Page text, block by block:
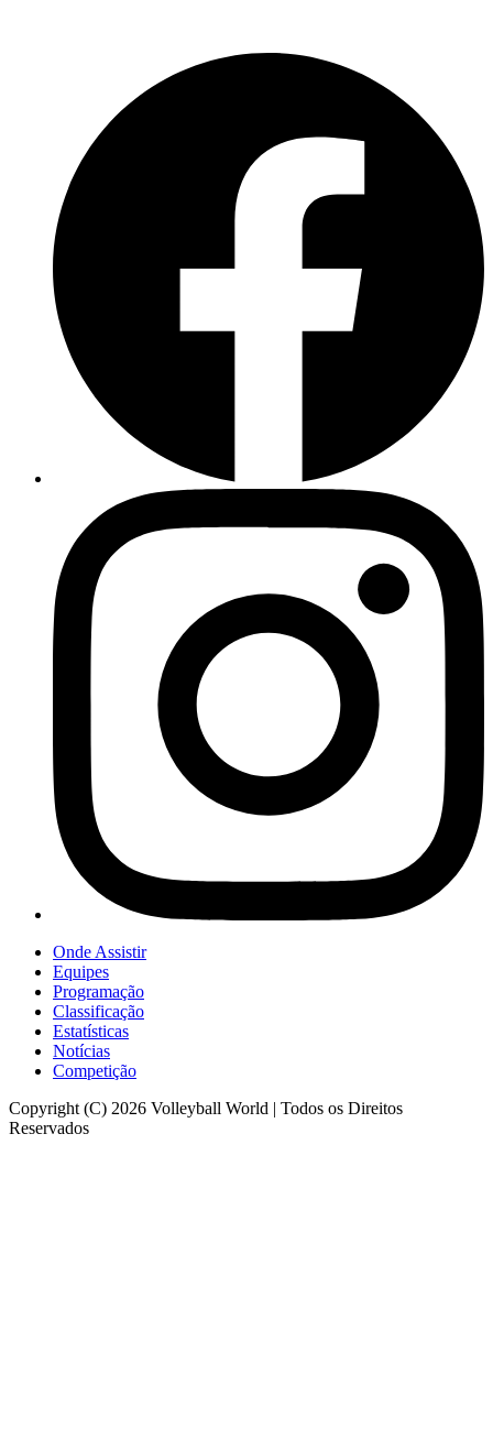
Onde Assistir
Equipes
Programação
Classificação
Estatísticas
Notícias
Competição
Copyright (C) 2026 Volleyball World | Todos os Direitos
Reservados